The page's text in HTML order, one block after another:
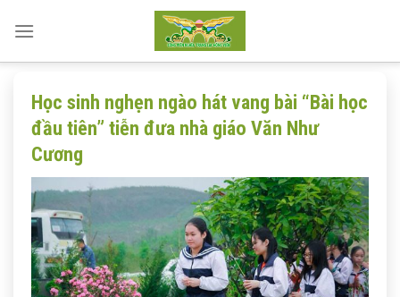
Học sinh nghẹn ngào hát vang bài “Bài học
đầu tiên” tiễn đưa nhà giáo Văn Như
Cương